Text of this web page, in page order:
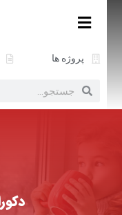
پروژه ها